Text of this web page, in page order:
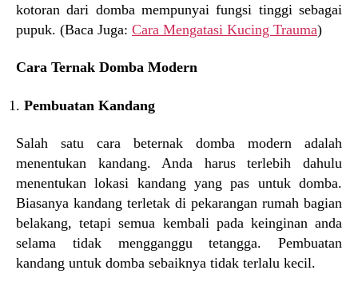
kotoran dari domba mempunyai fungsi tinggi sebagai
pupuk. (Baca Juga: Cara Mengatasi Kucing Trauma)
Cara Ternak Domba Modern
Pembuatan Kandang
Salah satu cara beternak domba modern adalah
menentukan kandang. Anda harus terlebih dahulu
menentukan lokasi kandang yang pas untuk domba.
Biasanya kandang terletak di pekarangan rumah bagian
belakang, tetapi semua kembali pada keinginan anda
selama tidak mengganggu tetangga. Pembuatan
kandang untuk domba sebaiknya tidak terlalu kecil.